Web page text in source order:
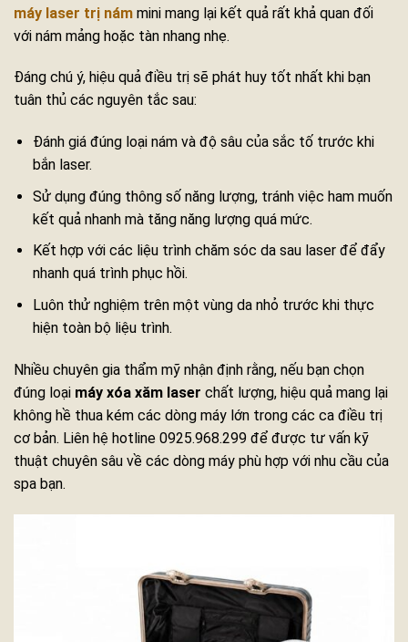
máy laser trị nám mini mang lại kết quả rất khả quan đối
với nám mảng hoặc tàn nhang nhẹ.
Đáng chú ý, hiệu quả điều trị sẽ phát huy tốt nhất khi bạn
tuân thủ các nguyên tắc sau:
Đánh giá đúng loại nám và độ sâu của sắc tố trước khi
bắn laser.
Sử dụng đúng thông số năng lượng, tránh việc ham muốn
kết quả nhanh mà tăng năng lượng quá mức.
Kết hợp với các liệu trình chăm sóc da sau laser để đẩy
nhanh quá trình phục hồi.
Luôn thử nghiệm trên một vùng da nhỏ trước khi thực
hiện toàn bộ liệu trình.
Nhiều chuyên gia thẩm mỹ nhận định rằng, nếu bạn chọn
đúng loại máy xóa xăm laser chất lượng, hiệu quả mang lại
không hề thua kém các dòng máy lớn trong các ca điều trị
cơ bản. Liên hệ hotline 0925.968.299 để được tư vấn kỹ
thuật chuyên sâu về các dòng máy phù hợp với nhu cầu của
spa bạn.